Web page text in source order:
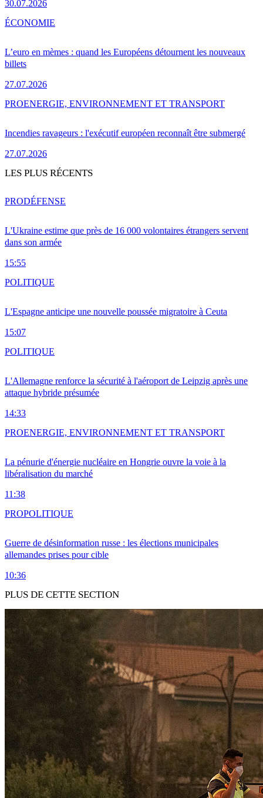
30.07.2026
L’euro en mèmes : quand les Européens détournent les nouveaux
billets
27.07.2026
ÉCONOMIE
Incendies ravageurs : l'exécutif européen reconnaît être submergé
27.07.2026
PROENERGIE, ENVIRONNEMENT ET TRANSPORT
LES PLUS RÉCENTS
L'Ukraine estime que près de 16 000 volontaires étrangers servent
dans son armée
15:55
PRODÉFENSE
L'Espagne anticipe une nouvelle poussée migratoire à Ceuta
15:07
POLITIQUE
L'Allemagne renforce la sécurité à l'aéroport de Leipzig après une
attaque hybride présumée
14:33
POLITIQUE
La pénurie d'énergie nucléaire en Hongrie ouvre la voie à la
libéralisation du marché
11:38
PROENERGIE, ENVIRONNEMENT ET TRANSPORT
Guerre de désinformation russe : les élections municipales
allemandes prises pour cible
10:36
PROPOLITIQUE
PLUS DE CETTE SECTION